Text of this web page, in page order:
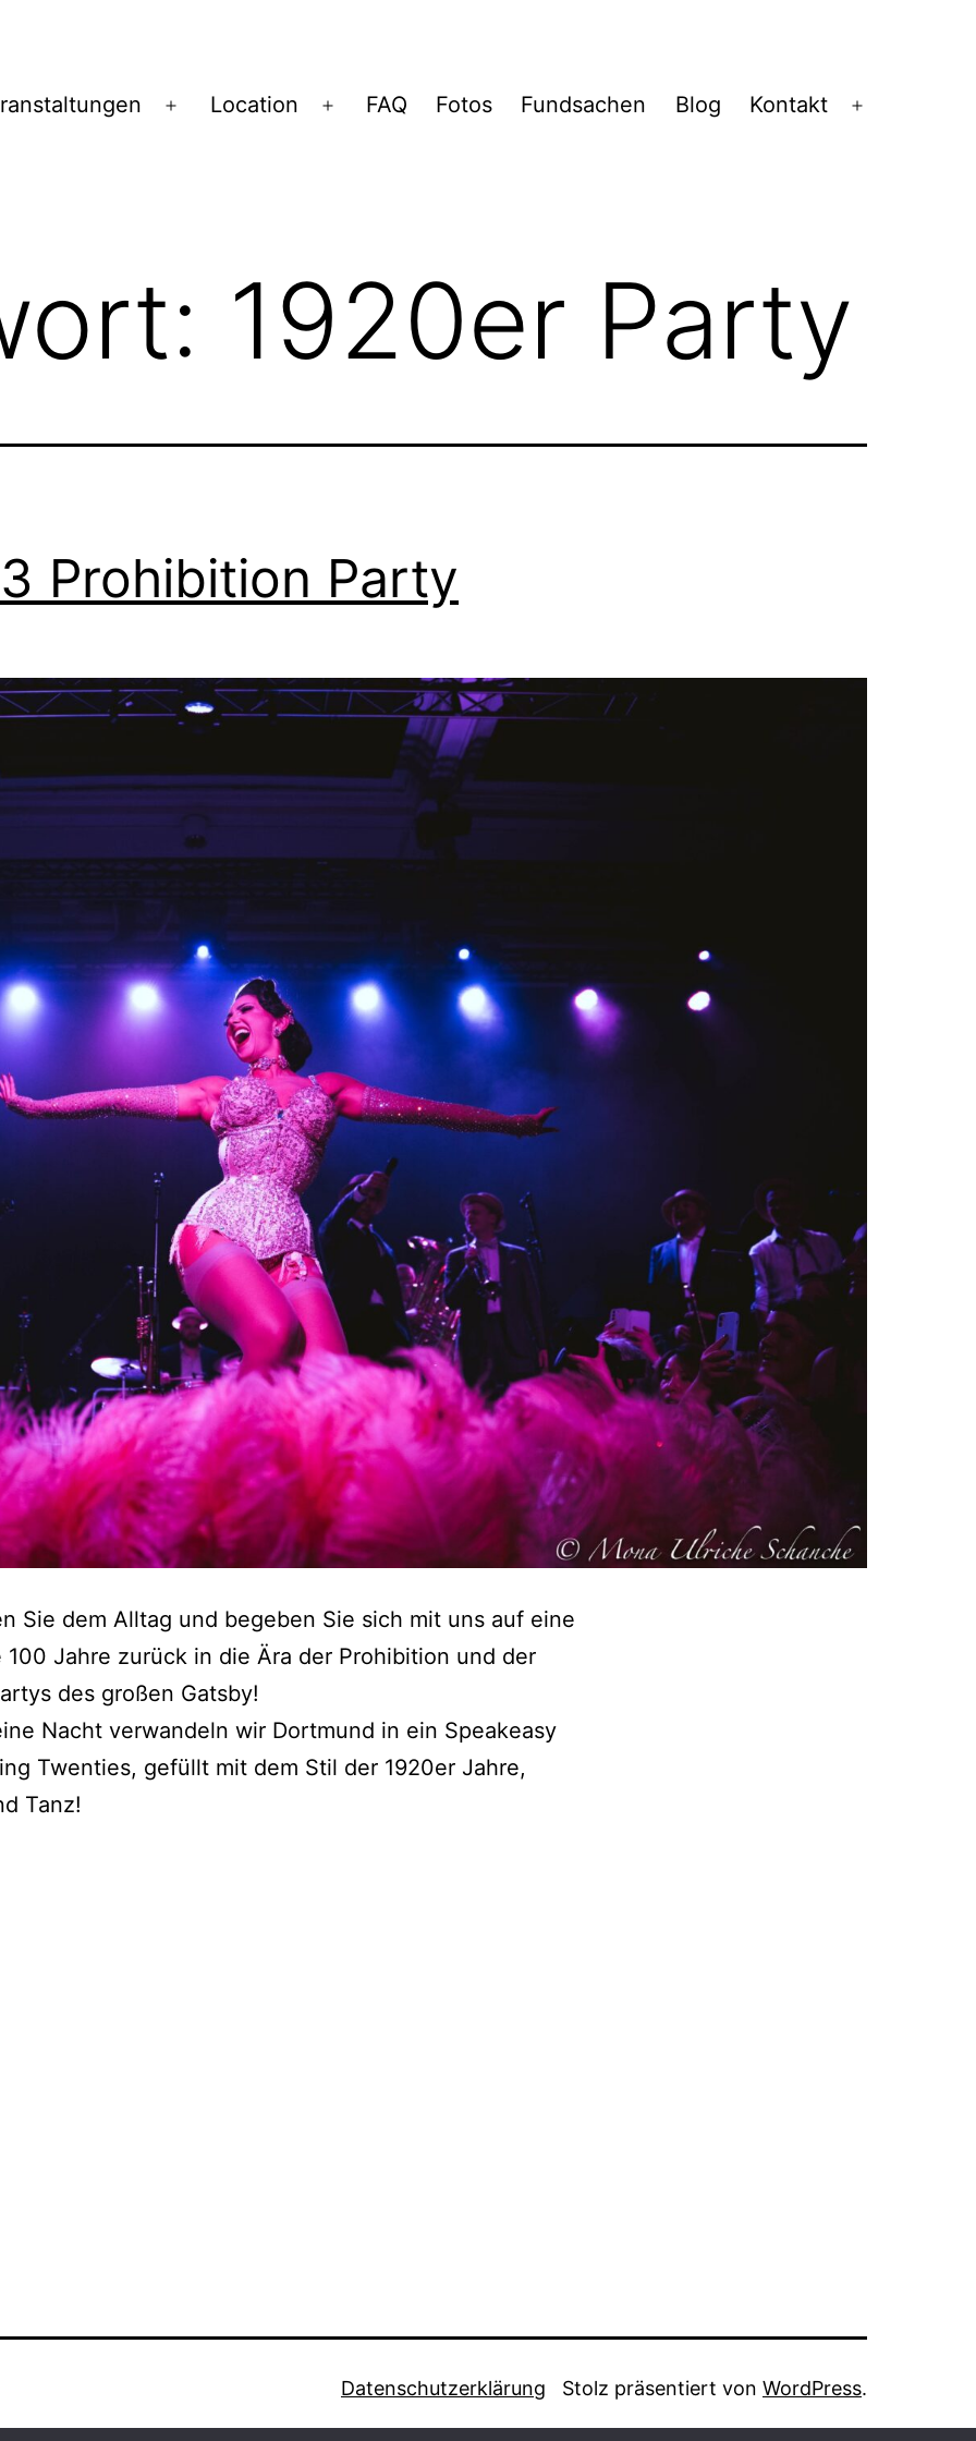
Menü
Location
Menü
FAQ Fotos Fundsachen Blog Kontakt
1920er Party
Prohibition Party
Sie dem Alltag und begeben Sie sich mit uns auf eine
100 Jahre zurück in die Ära der Prohibition und der
des großen Gatsby!
Nacht verwandeln wir Dortmund in ein Speakeasy
Twenties, gefüllt mit dem Stil der 1920er Jahre,
Tanz!
Datenschutzerklärung Stolz präsentiert von WordPress.